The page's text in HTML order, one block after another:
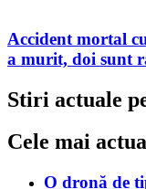
Accident mortal
a murit, doi sunt
Stiri actuale
Cele mai
O dronă de